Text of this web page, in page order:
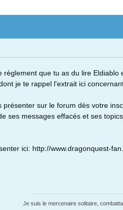
règlement que tu as du lire
je te rappel l'extrait ici
présenter sur le forum dès votre
ses messages effacés et ses
ici: http://www.dragonquest-
Je suis le mercenaire solitaire,